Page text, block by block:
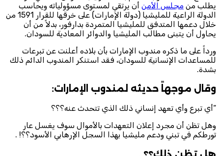
يطلب من مجلس الأمن أن يرتقي لمستوى مسؤولياته ويحاسب
الدولة الراعية للمليشيا (دولة الإمارات) على خرقها للقرار 1591 من
خلال دعمها المتدفق للمليشيا المتمردة بدارفور، بدلاً من أن
يحاول أن يتبنى مطالب المليشيا والدوائر المعادية للسودان.
ورداً على ما ذكره مندوب الإمارات بأن بلاده أعلنت عن تبرعات
للمساعدات الإنسانية للسودان، فقد استنكر المندوب الدائم ذلك
بشدة.
وقال موجهاً حديثه لمندوب الإمارات:
“أي تبرع وأي تعهد إنساني ذلك الذي تتحدث عنه؟؟؟
وهل تظن أن مجرد إعلان التعهدات بالأموال سوف يغسل عار
تورطكم في تبني ودعم مليشيا بهذا السجل الإرهابي الأسود؟؟! .